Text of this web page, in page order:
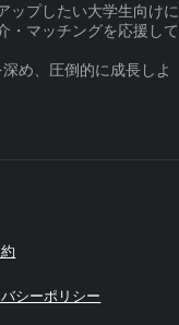
ップしたい大学生向けに
・マッチングを応援して
め、圧倒的に成長しよ
シーポリシー